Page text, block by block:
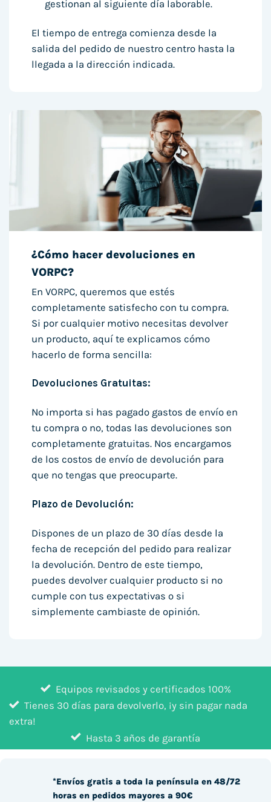
gestionan al siguiente día laborable.
El tiempo de entrega comienza desde la
salida del pedido de nuestro centro hasta la
llegada a la dirección indicada.
¿Cómo hacer devoluciones en
VORPC?
En VORPC, queremos que estés
completamente satisfecho con tu compra.
Si por cualquier motivo necesitas devolver
un producto, aquí te explicamos cómo
hacerlo de forma sencilla:
Devoluciones Gratuitas:
No importa si has pagado gastos de envío en
tu compra o no, todas las devoluciones son
completamente gratuitas. Nos encargamos
de los costos de envío de devolución para
que no tengas que preocuparte.
Plazo de Devolución:
Dispones de un plazo de 30 días desde la
fecha de recepción del pedido para realizar
la devolución. Dentro de este tiempo,
puedes devolver cualquier producto si no
cumple con tus expectativas o si
simplemente cambiaste de opinión.
Equipos revisados y certificados 100%
Tienes 30 días para devolverlo, ¡y sin pagar nada
extra!
Hasta 3 años de garantía
*Envíos gratis a toda la península en 48/72
horas en pedidos mayores a 90€